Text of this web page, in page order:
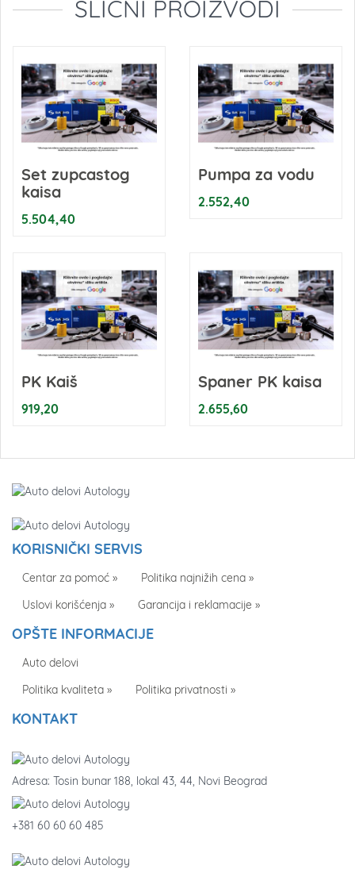
SLIČNI PROIZVODI
Set zupcastog
kaisa
5.504,40
Pumpa za vodu
2.552,40
PK Kaiš
919,20
Spaner PK kaisa
2.655,60
KORISNIČKI SERVIS
Centar za pomoć »
Politika najnižih cena »
Uslovi korišćenja »
Garancija i reklamacije »
OPŠTE INFORMACIJE
Auto delovi
Politika kvaliteta »
Politika privatnosti »
KONTAKT
Adresa: Tosin bunar 188, lokal 43, 44, Novi Beograd
+381 60 60 60 485